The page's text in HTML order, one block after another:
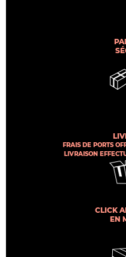
FRAIS DE PORTS
LIVRAISON
CLICK
EN